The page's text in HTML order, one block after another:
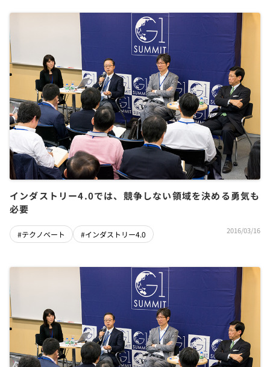
インダストリー4.0では、競争しない領域を決める勇気も
必要
#テクノベート #インダストリー4.0 2016/03/16